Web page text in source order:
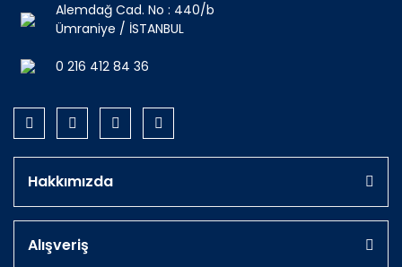
Alemdağ Cad. No : 440/b
Ümraniye / İSTANBUL
0 216 412 84 36
Hakkımızda
Alışveriş